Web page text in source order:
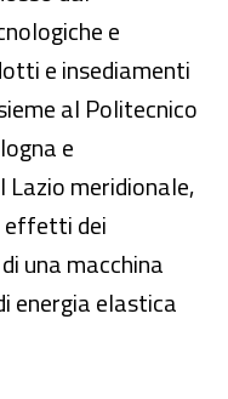
e
e insediamenti
al Politecnico
e
Lazio meridionale,
effetti dei
una macchina
energia elastica